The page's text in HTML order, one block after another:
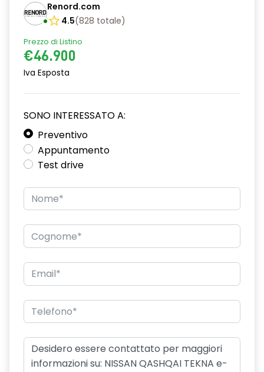
Renord.com
4.5(828 totale)
Prezzo di Listino
€46.900
Iva Esposta
SONO INTERESSATO A:
Preventivo
Appuntamento
Test drive